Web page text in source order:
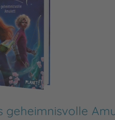
geheimnisvolle